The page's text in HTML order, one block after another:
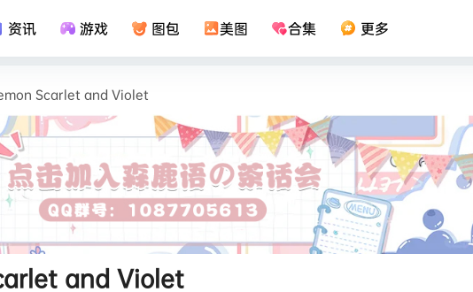
资讯 游戏 图包 美图 合集 更多
Scarlet and Violet
and Violet